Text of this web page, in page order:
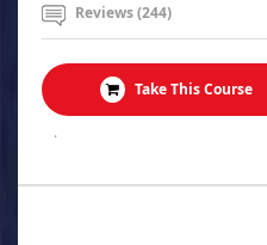
Reviews (244)
Take This Course
.